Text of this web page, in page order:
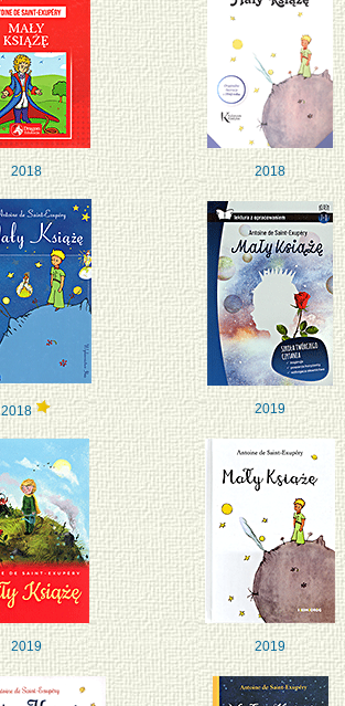
2018 2018
2018 2019
2019 2019